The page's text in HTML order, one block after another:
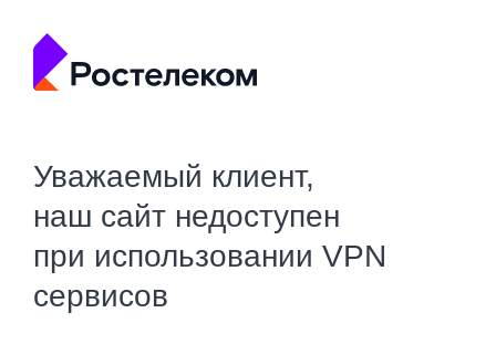
Уважаемый клиент,
наш сайт недоступен
при использовании VPN
сервисов